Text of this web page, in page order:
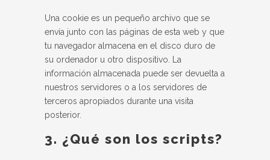
Una cookie es un pequeño archivo que se
envía junto con las páginas de esta web y que
tu navegador almacena en el disco duro de
su ordenador u otro dispositivo. La
información almacenada puede ser devuelta a
nuestros servidores o a los servidores de
terceros apropiados durante una visita
posterior.
3. ¿Qué son los scripts?